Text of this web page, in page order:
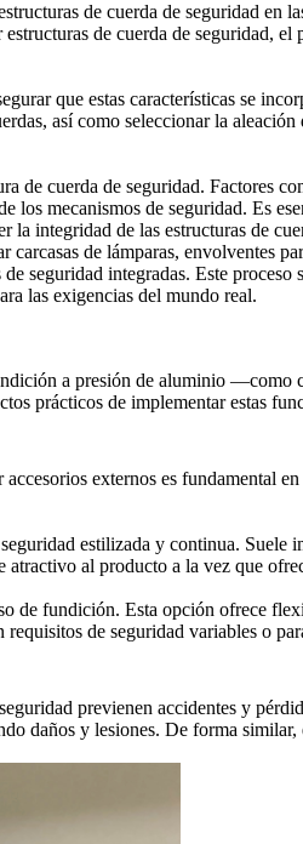
de cuerda de seguridad en
de cuerda de seguridad,
que estas características se
así como seleccionar la
de cuerda de seguridad. Factores
mecanismos de seguridad. Es
la integridad de las estructuras de
de lámparas, envolventes
seguridad integradas. Este
las exigencias del mundo real.
a presión de aluminio
prácticos de implementar estas
externos es fundamental
estilizada y continua.
al producto a la vez que
de fundición. Esta opción ofrece
de seguridad variables o
previenen accidentes y
daños y lesiones. De forma